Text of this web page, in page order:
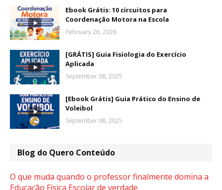
Ebook Grátis: 10 circuitos para
Coordenação Motora na Escola
February 26, 2026
[GRÁTIS] Guia Fisiologia do Exercício
Aplicada
September 08, 2025
[Ebook Grátis] Guia Prático do Ensino de
Voleibol
September 08, 2025
Blog do Quero Conteúdo
O que muda quando o professor finalmente domina a
Educação Física Escolar de verdade